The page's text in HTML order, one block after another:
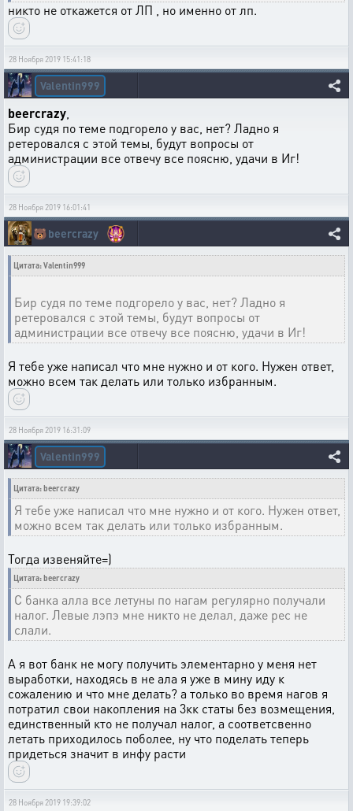
никто не откажется от ЛП , но именно от лп.
28 Ноября 2019 15:41:18
Valentin999
beercrazy
Бир судя по теме подгорело у вас, нет? Ладно я
ретеровался с этой темы, будут вопросы от
администрации все отвечу все поясню, удачи в Иг!
28 Ноября 2019 16:01:41
🐻beercrazy
Цитата: Valentin999
Бир судя по теме подгорело у вас, нет? Ладно я
ретеровался с этой темы, будут вопросы от
администрации все отвечу все поясню, удачи в Иг!
Я тебе уже написал что мне нужно и от кого. Нужен ответ,
можно всем так делать или только избранным.
28 Ноября 2019 16:31:09
Valentin999
Цитата: beercrazy
Я тебе уже написал что мне нужно и от кого. Нужен ответ,
можно всем так делать или только избранным.
Тогда извеняйте=)
Цитата: beercrazy
С банка алла все летуны по нагам регулярно получали
налог. Левые лэпэ мне никто не делал, даже рес не
слали.
А я вот банк не могу получить элементарно у меня нет
выработки, находясь в не ала я уже в мину иду к
сожалению и что мне делать? а только во время нагов я
потратил свои накопления на 3кк статы без возмещения,
единственный кто не получал налог, а соответсвенно
летать приходилось поболее, ну что поделать теперь
придеться значит в инфу расти
28 Ноября 2019 19:39:02